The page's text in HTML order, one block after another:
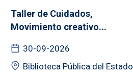
Taller de Cuidados,
Movimiento creativo...
30-09-2026
Biblioteca Pública del Estado